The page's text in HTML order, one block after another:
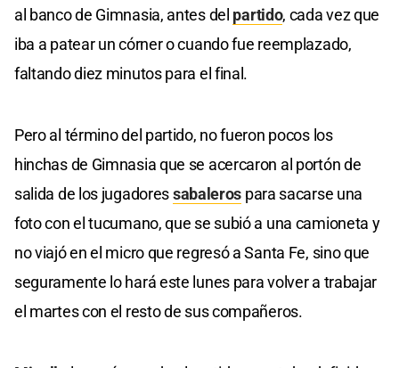
al banco de Gimnasia, antes del partido, cada vez que
iba a patear un córner o cuando fue reemplazado,
faltando diez minutos para el final.
Pero al término del partido, no fueron pocos los
hinchas de Gimnasia que se acercaron al portón de
salida de los jugadoressabaleros para sacarse una
foto con el tucumano, que se subió a una camioneta y
no viajó en el micro que regresó a Santa Fe, sino que
seguramente lo hará este lunes para volver a trabajar
el martes con el resto de sus compañeros.